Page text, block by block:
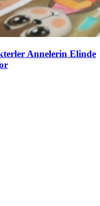
Annelerin Elinde